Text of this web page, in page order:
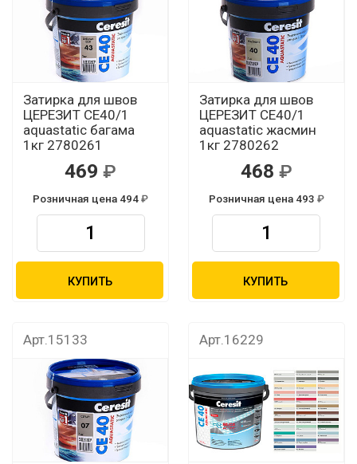
Затирка для швов
ЦЕРЕЗИТ CЕ40/1
aquastatic багама
1кг 2780261
469
Розничная цена 494
КУПИТЬ
Затирка для швов
ЦЕРЕЗИТ CЕ40/1
aquastatic жасмин
1кг 2780262
468
Розничная цена 493
КУПИТЬ
Арт.15133 Арт.16229